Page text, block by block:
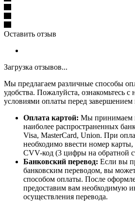
Оставить отзыв
Загрузка отзывов...
Мы предлагаем различные способы
удобства. Пожалуйста, ознакомьтесь
условиями оплаты перед завершением
Оплата картой: Мы принимаем
наиболее распространенных
Visa, MasterCard, Union. При
необходимо ввести номер карты,
CVV-код (3 цифры на обратной
Банковский перевод: Если вы
банковским переводом, вы
способом оплаты. После
предоставим вам необходимую
осуществления перевода.